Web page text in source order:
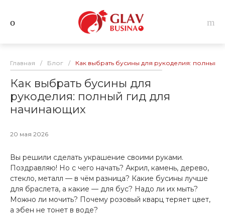
Главная / Блог / Как выбрать бусины для рукоделия: полный
Как выбрать бусины для
рукоделия: полный гид для
начинающих
20 мая 2026
Вы решили сделать украшение своими руками.
Поздравляю! Но с чего начать? Акрил, камень, дерево,
стекло, металл — в чём разница? Какие бусины лучше
для браслета, а какие — для бус? Надо ли их мыть?
Можно ли мочить? Почему розовый кварц теряет цвет,
а эбен не тонет в воде?